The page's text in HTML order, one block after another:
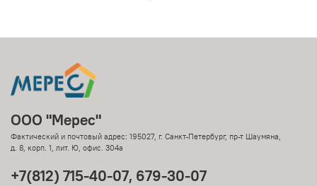
ООО "Мерес"
Фактический и почтовый адрес: 195027, г. Санкт-Петербург, пр-т Шаумяна,
д. 8, корп. 1, лит. Ю, офис. 304а
+7(812) 715-40-07, 679-30-07